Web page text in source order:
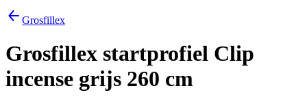
Grosfillex
Grosfillex startprofiel Clip
incense grijs 260 cm